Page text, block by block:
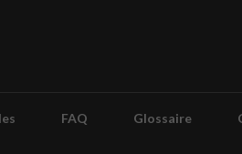
FAQ Glossaire